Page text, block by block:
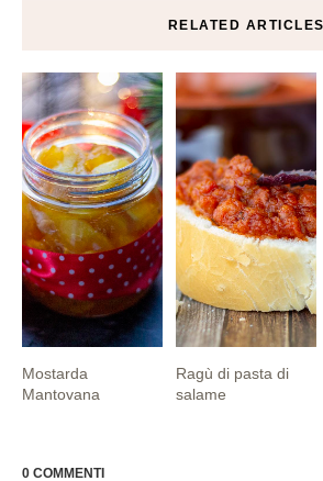
RELATED ARTICLES
Mostarda
Mantovana
Ragù di pasta di
salame
0 COMMENTI